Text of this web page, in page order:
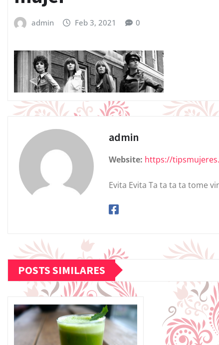
admin Feb 3, 2021 0
admin
Website: https://
Evita Evita Ta ta ta ta tome
POSTS SIMILARES